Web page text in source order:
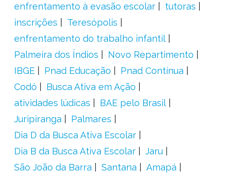
enfrentamento à evasão escolar
tutoras
inscrições
Teresópolis
enfrentamento do trabalho infantil
Palmeira dos Índios
Novo Repartimento
IBGE
Pnad Educação
Pnad Contínua
Codó
Busca Ativa em Ação
atividades lúdicas
BAE pelo Brasil
Juripiranga
Palmares
Dia D da Busca Ativa Escolar
Dia B da Busca Ativa Escolar
Jaru
São João da Barra
Santana
Amapá